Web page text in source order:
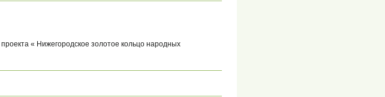
« Нижегородское золотое кольцо народных